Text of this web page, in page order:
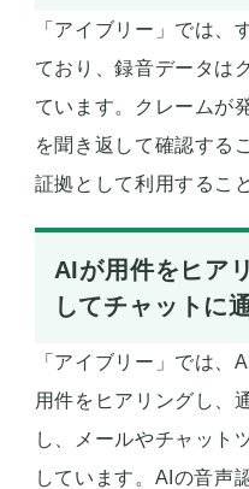
「アイブリー」では、
ており、録音データは
ています。クレームが
を聞き返して確認する
証拠として利用するこ
AIが用件をヒア
してチャットに
「アイブリー」では、
用件をヒアリングし、
し、メールやチャット
しています。AIの音声